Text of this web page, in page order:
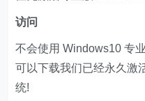
访问
不会使用 Windows10 专
可以下载我们已经永久激
统!